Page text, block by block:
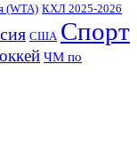
(WTA) КХЛ 2025-2026
США Спорт
ЧМ по